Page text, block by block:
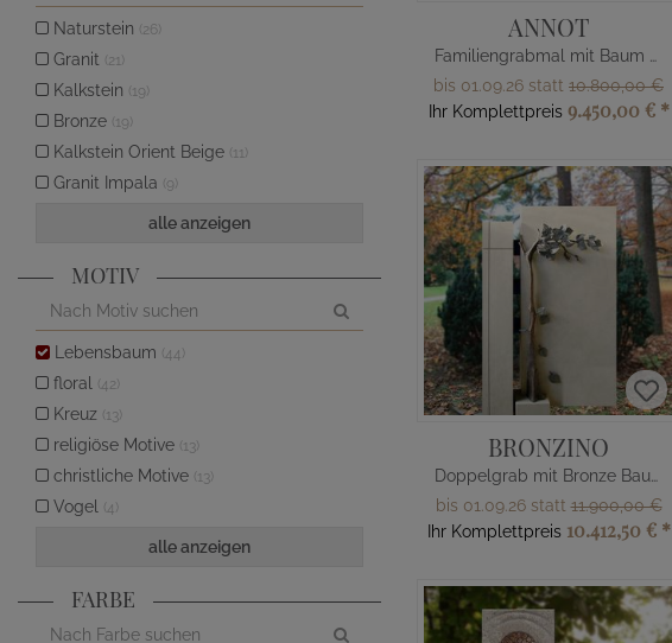
ANNOT
Familiengrabmal mit Baum Design
bis 01.09.26 statt 10.800,00 €
Ihr Komplettpreis 9.450,00 € *
BRONZINO
Doppelgrab mit Bronze Baum
bis 01.09.26 statt11.900,00 €
Ihr Komplettpreis 10.412,50 € *
Naturstein (26)
Granit (21)
Kalkstein (19)
Bronze (19)
Kalkstein Orient Beige (11)
Granit Impala (9)
alle anzeigen
MOTIV
Lebensbaum (44)
floral (42)
Kreuz (13)
religiöse Motive (13)
christliche Motive (13)
Vogel (4)
alle anzeigen
FARBE